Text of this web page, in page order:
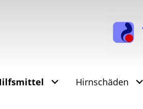
Hirnschäden